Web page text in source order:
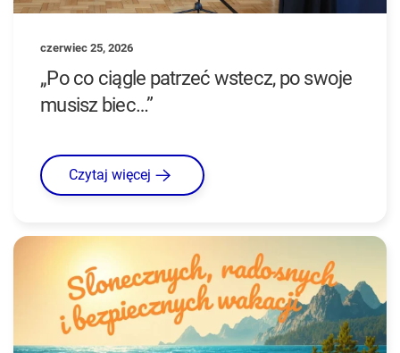
czerwiec 25, 2026
„Po co ciągle patrzeć wstecz, po swoje
musisz biec…”
Czytaj więcej